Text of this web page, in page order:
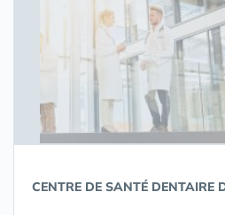
CENTRE DE SANTÉ DENTAIRE